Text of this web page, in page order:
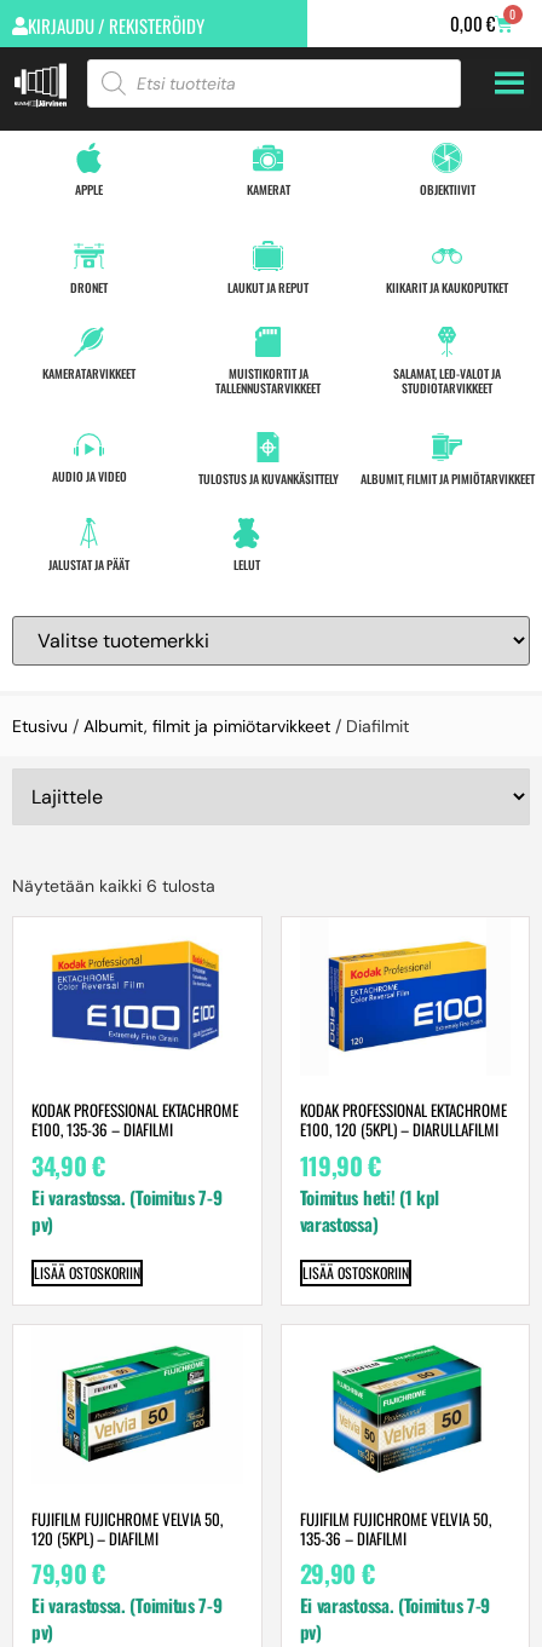
KIRJAUDU / REKISTERÖIDY 0,00€ 0
APPLE
DRONET
KAMERAT
LAUKUT JA REPUT
OBJEKTIIVIT
KIIKARIT JA KAUKOPUTKET
KAMERATARVIKKEET
AUDIO JA VIDEO
MUISTIKORTIT JA
TALLENNUSTARVIKKEET
TULOSTUS JA KUVANKÄSITTELY
SALAMAT, LED-VALOT JA
STUDIOTARVIKKEET
ALBUMIT, FILMIT JA PIMIÖTARVIKKEET
JALUSTAT JA PÄÄT LELUT
Etusivu / Albumit, filmit ja pimiötarvikkeet / Diafilmit
Näytetään kaikki 6 tulosta
KODAK PROFESSIONAL EKTACHROME
E100, 135-36 – DIAFILMI
34,90€
Ei varastossa. (Toimitus 7-9
pv)
LISÄÄ OSTOSKORIIN
KODAK PROFESSIONAL EKTACHROME
E100, 120 (5KPL) – DIARULLAFILMI
119,90€
Toimitus heti! (1 kpl
varastossa)
LISÄÄ OSTOSKORIIN
FUJIFILM FUJICHROME VELVIA 50,
120 (5KPL) – DIAFILMI
79,90€
Ei varastossa. (Toimitus 7-9
pv)
FUJIFILM FUJICHROME VELVIA 50,
135-36 – DIAFILMI
29,90 €
Ei varastossa. (Toimitus 7-9
pv)